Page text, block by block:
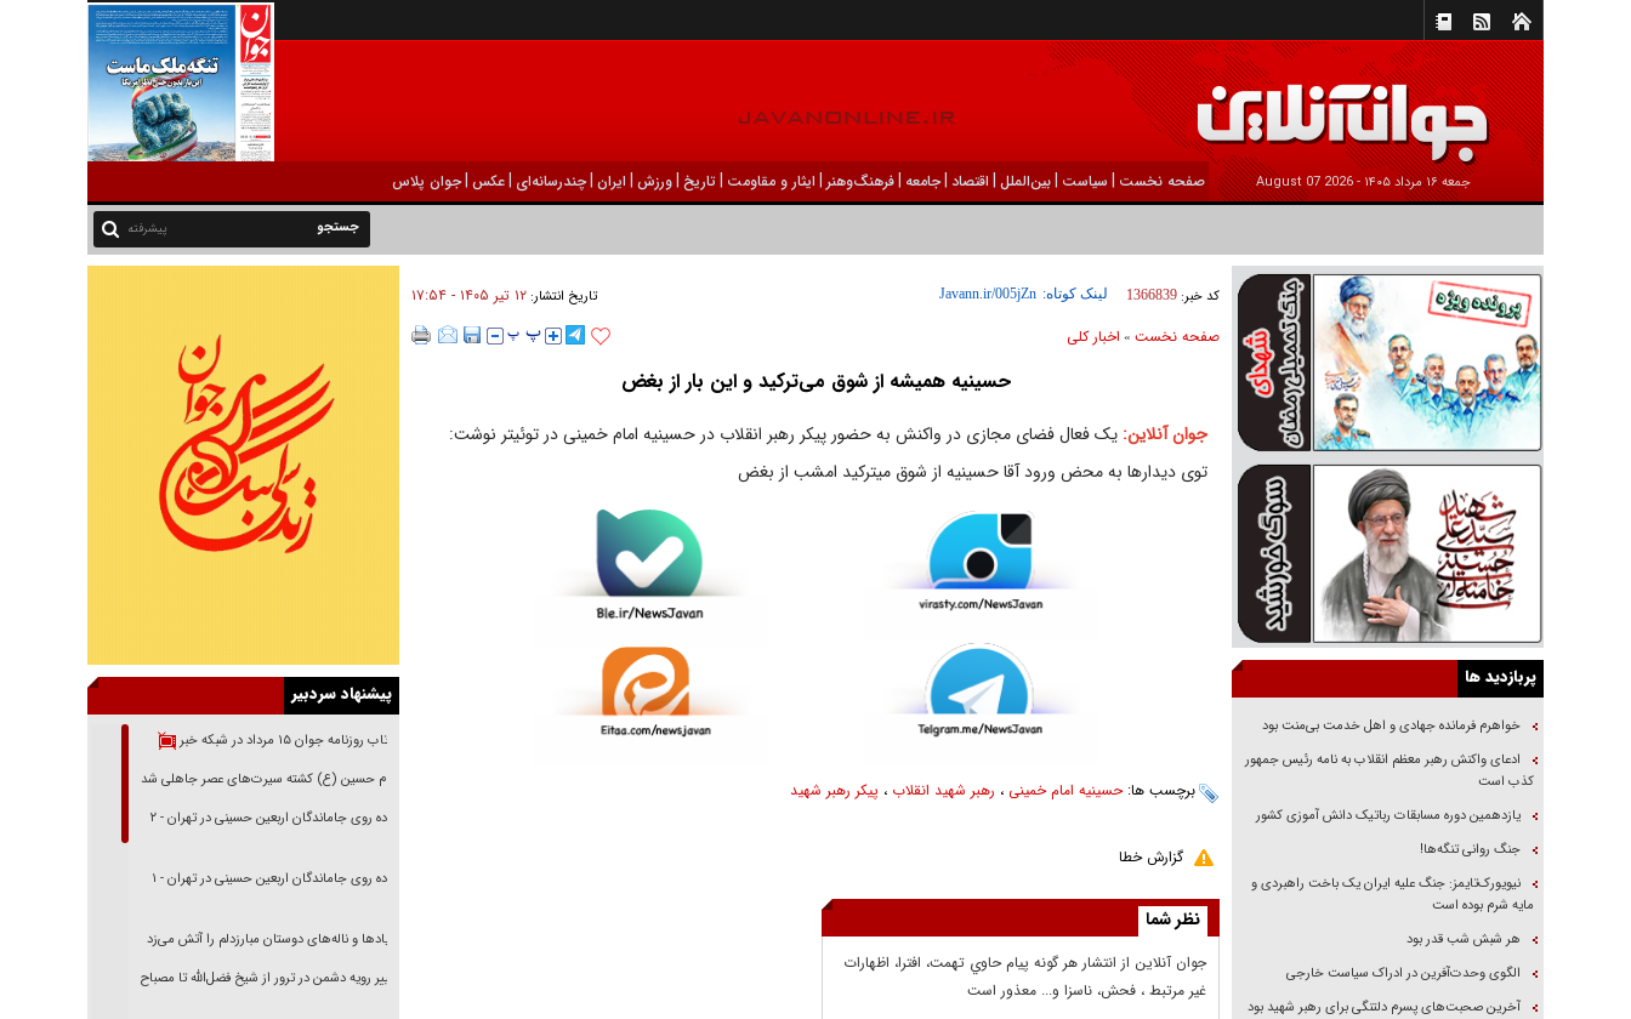
جمعه ۱۶ مرداد ۱۴۰۵ - 2026 August 07 صفحه نخست | سیاست |بين‌الملل | اقتصاد |جامعه |فرهنگ‌و‌هنر | ایثار و مقاومت |تاریخ |ورزش | ايران |چندرسانه‌ای |عکس |جوان پلاس
پیشرفته
کد خبر: 1366839 لینک کوتاه: تاریخ انتشار:۱۲ تير ۱۴۰۵ - ۱۷:۵۴
صفحه نخست» اخبار كلی
حسینیه همیشه از شوق می‌ترکید و این بار از بغض
جوان آنلاین: یک فعال فضای مجازی در واکنش به حضور پیکر رهبر انقلاب در حسینیه امام خمینی در توئیتر نوشت:
توی دیدار‌ها به محض ورود آقا حسینیه از شوق میترکید امشب از بغض
برچسب ها:حسینیه امام خمینی ، رهبر شهید انقلاب ، پیکر رهبر شهید
گزارش خطا
نظر شما
جوان آنلاين از انتشار هر گونه پيام حاوي تهمت، افترا، اظهارات
غير مرتبط ، فحش، ناسزا و... معذور است
پربازدید ها
خواهرم فرمانده جهادی و اهل خدمت بی‌منت بود
ادعای واکنش رهبر معظم انقلاب به نامه رئیس جمهور
کذب است
یازدهمین دوره مسابقات رباتیک دانش آموزی کشور
جنگ روانی تنگه‌ها!
نیویورک‌تایمز: جنگ علیه ایران یک باخت راهبردی و
مایه شرم بوده است
هر شبش شب قدر بود
الگوی وحدت‌آفرین در ادراک سیاست خارجی
آخرین صحبت‌های پسرم دلتنگی برای رهبر شهید بود
پیشنهاد سردبیر
بازتاب روزنامه جوان ۱۵ مرداد در شبکه خبر
امام حسین (ع) کشته سیرت‌های عصر جاهلی شد
پیاده روی جاماندگان اربعین حسینی در تهران - ۲
پیاده روی جاماندگان اربعین حسینی در تهران - ۱
فریاد‌ها و ناله‌های دوستان مبارزدلم را آتش می‌زد
تغییر رویه دشمن در ترور از شیخ فضل‌الله تا مصباح